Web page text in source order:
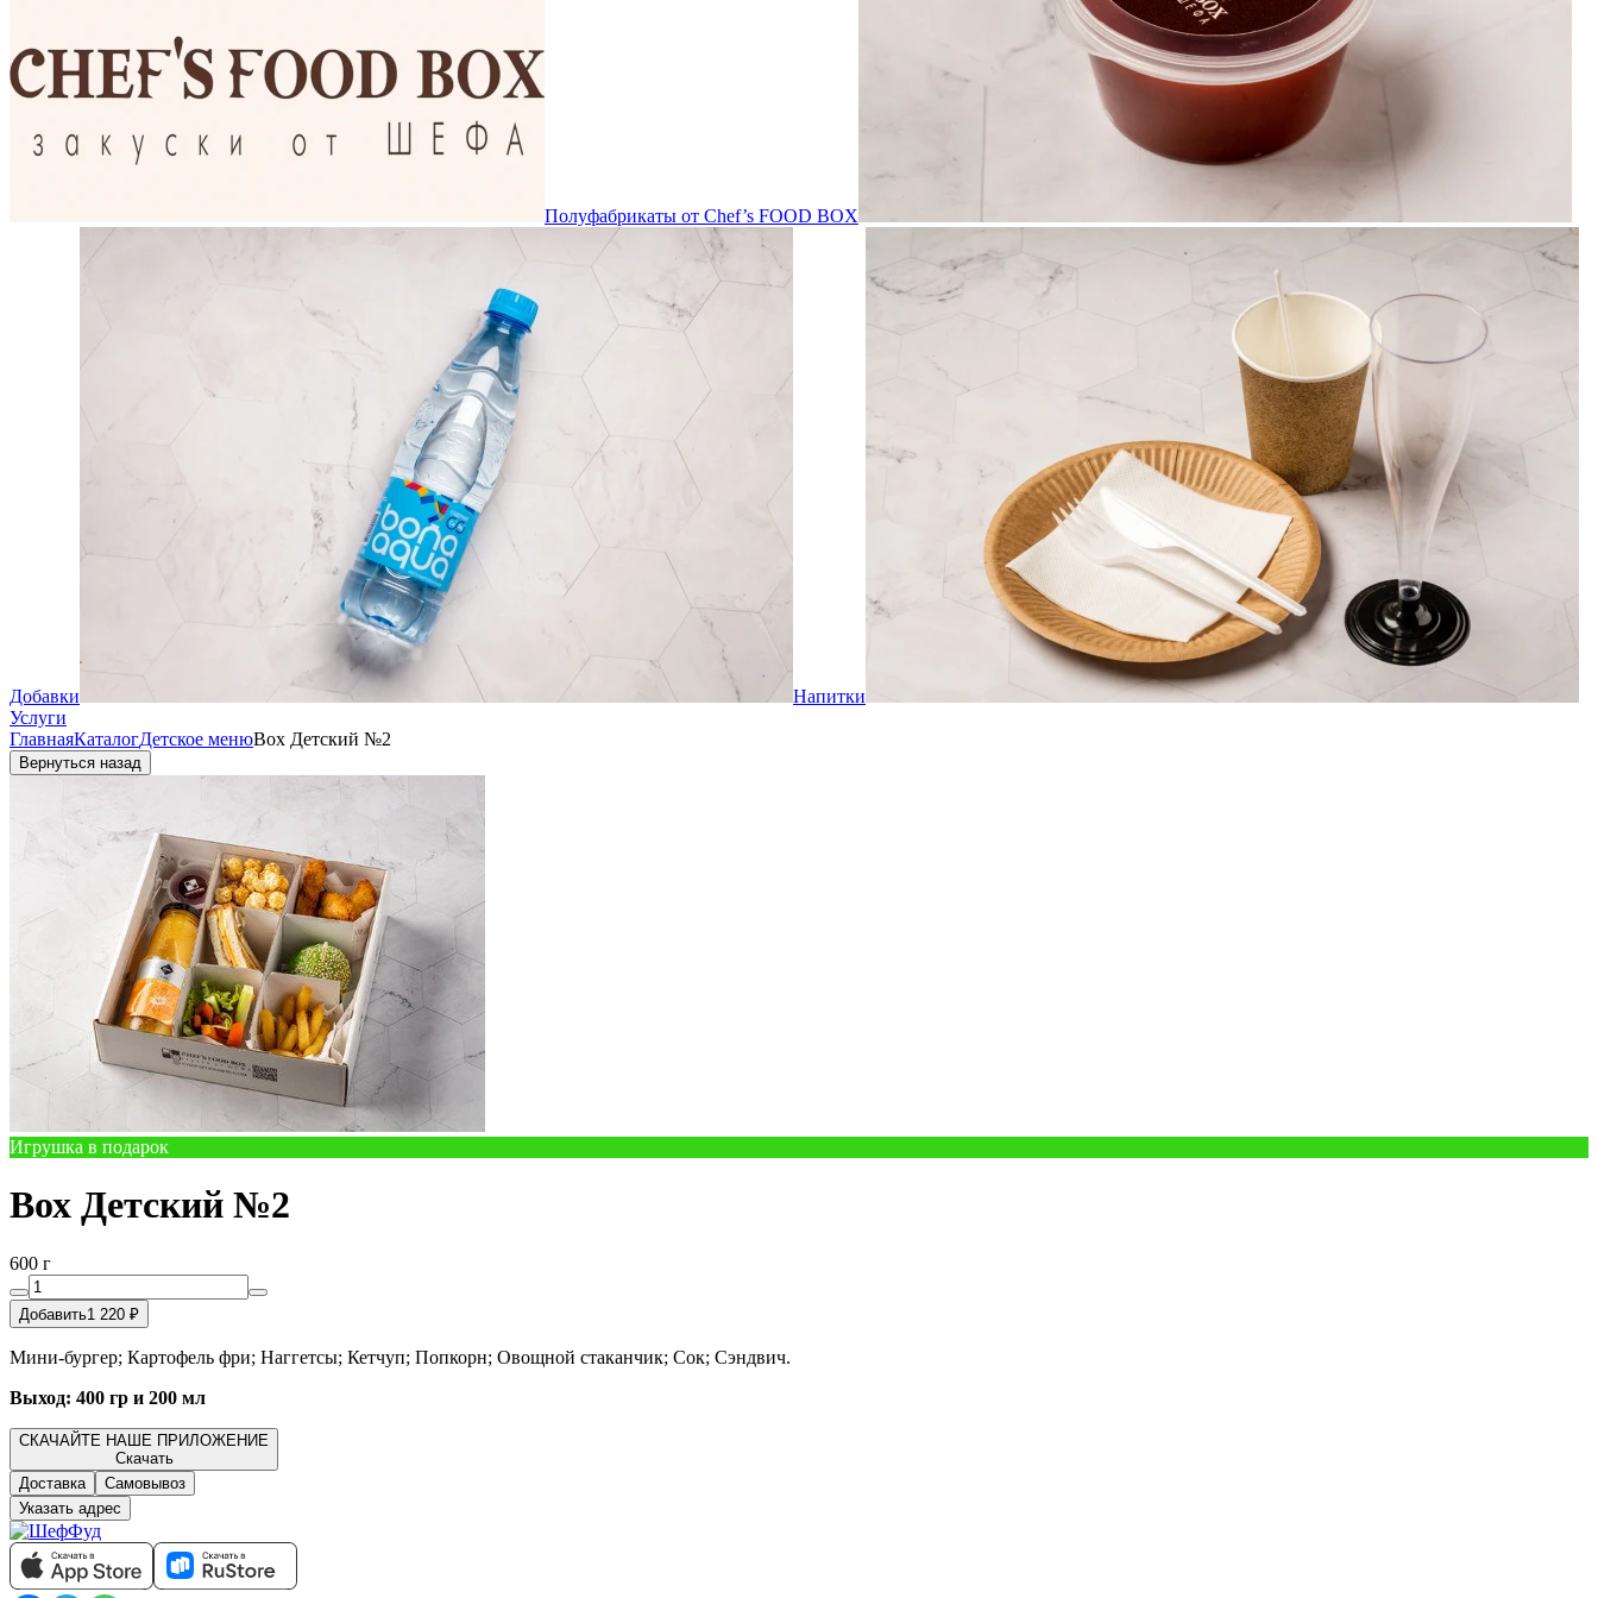
Полуфабрикаты от Chef’s FOOD BOX
Добавки
Напитки
Услуги
ГлавнаяКаталогДетское менюВох Детский №2
Вернуться назад
Игрушка в подарок
Вох Детский №2
600 г
Добавить1 220 ₽
Мини-бургер; Картофель фри; Наггетсы; Кетчуп; Попкорн; Овощной стаканчик; Сок; Сэндвич.
Выход: 400 гр и 200 мл
СКАЧАЙТЕ НАШЕ ПРИЛОЖЕНИЕ
Скачать
Доставка
Самовывоз
Указать адрес